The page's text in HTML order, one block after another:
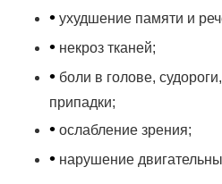
• ухудшение памяти и
• некроз тканей;
• боли в голове,
припадки;
• ослабление зрения;
• нарушение